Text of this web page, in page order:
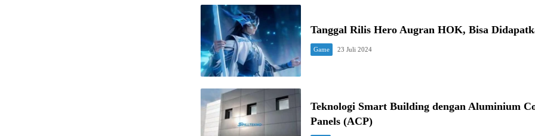
Tanggal Rilis Hero Augran HOK, Bisa
Game 23 Juli 2024
Teknologi Smart Building dengan Aluminium
Panels (ACP)